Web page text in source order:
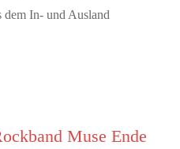
dem In- und Ausland
Muse Ende